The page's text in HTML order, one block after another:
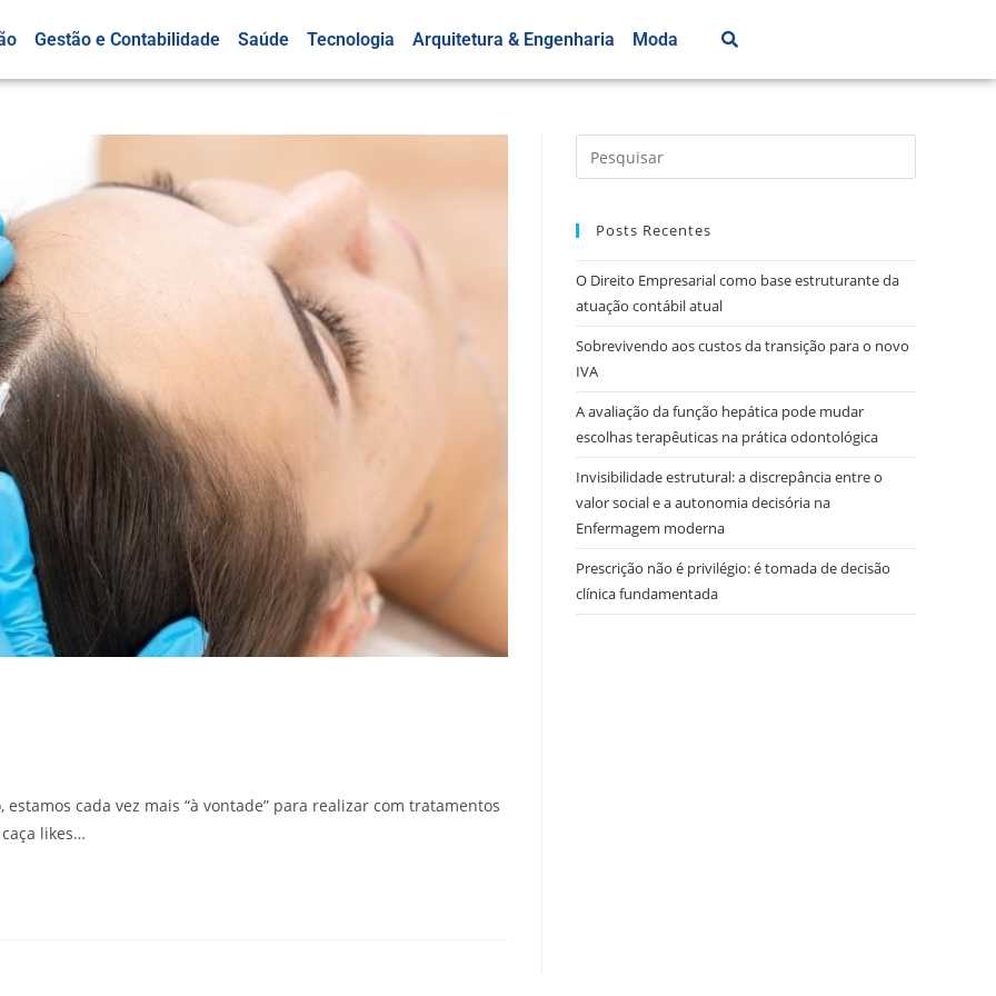
Gestão e Contabilidade Saúde Tecnologia Arquitetura & Engenharia Moda
cada vez mais “à vontade” para realizar com tratamentos
likes…
Posts Recentes
O Direito Empresarial como base estruturante da
atuação contábil atual
Sobrevivendo aos custos da transição para o novo
IVA
A avaliação da função hepática pode mudar
escolhas terapêuticas na prática odontológica
Invisibilidade estrutural: a discrepância entre o
valor social e a autonomia decisória na
Enfermagem moderna
Prescrição não é privilégio: é tomada de decisão
clínica fundamentada